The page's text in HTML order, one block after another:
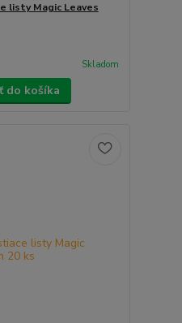
listy Magic Leaves
Skladom
do košíka